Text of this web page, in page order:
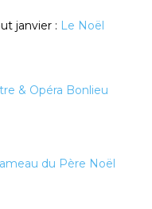
janvier : Le Noël
& Opéra Bonlieu
du Père Noël